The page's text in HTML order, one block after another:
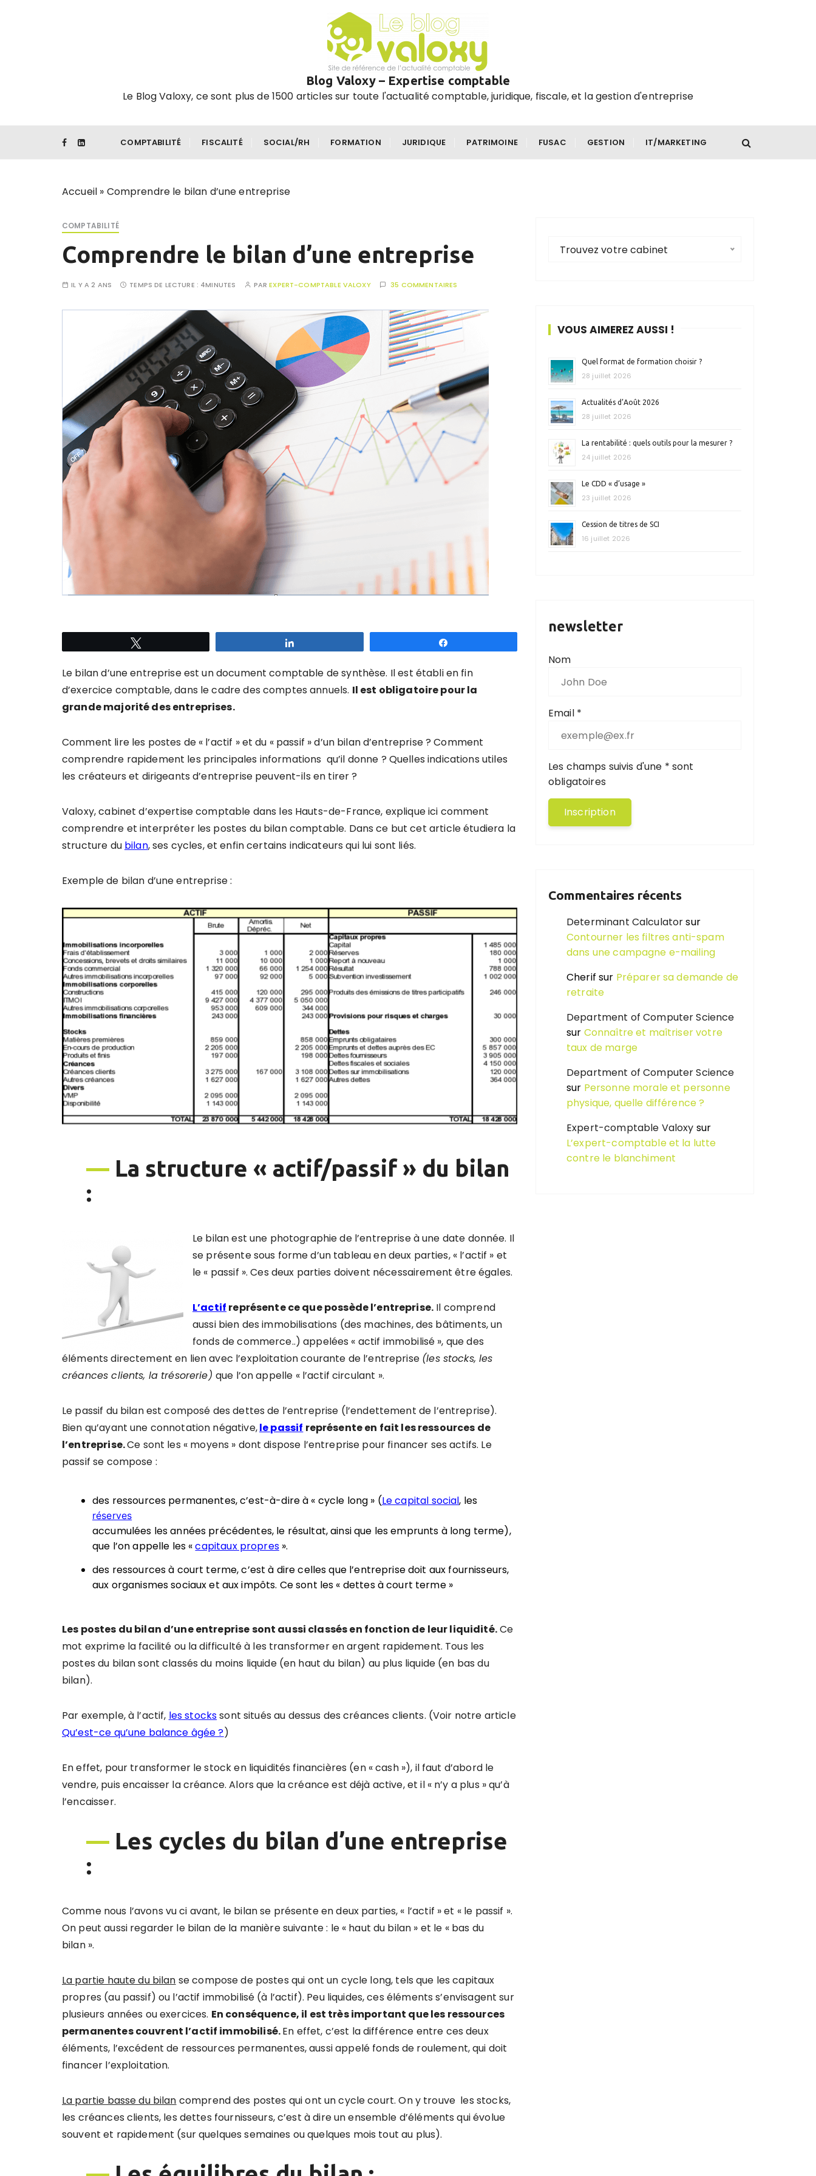
Blog Valoxy – Expertise comptable
Le Blog Valoxy, ce sont plus de 1500 articles sur toute l'actualité comptable, juridique, fiscale, et la gestion d'entreprise
COMPTABILITÉ FISCALITÉ SOCIAL/RH FORMATION JURIDIQUE PATRIMOINE FUSAC GESTION IT/MARKETING
Accueil » Comprendre le bilan d’une entreprise
COMPTABILITÉ
Comprendre le bilan d’une entreprise
IL Y A 2 ANS TEMPS DE LECTURE : 4MINUTES PAREXPERT-COMPTABLE VALOXY 35 COMMENTAIRES
Le bilan d’une entreprise est un document comptable de synthèse. Il est établi en fin
d’exercice comptable, dans le cadre des comptes annuels. Il est obligatoire pour la
grande majorité des entreprises.
Comment lire les postes de « l’actif » et du « passif » d’un bilan d’entreprise ? Comment
comprendre rapidement les principales informations qu’il donne ? Quelles indications utiles
les créateurs et dirigeants d’entreprise peuvent-ils en tirer ?
Valoxy, cabinet d’expertise comptable dans les Hauts-de-France, explique ici comment
comprendre et interpréter les postes du bilan comptable. Dans ce but cet article étudiera la
structure du bilan, ses cycles, et enfin certains indicateurs qui lui sont liés.
Exemple de bilan d’une entreprise :
— La structure « actif/passif » du bilan
:
Le bilan est une photographie de l’entreprise à une date donnée. Il
se présente sous forme d’un tableau en deux parties, « l’actif » et
le « passif ». Ces deux parties doivent nécessairement être égales.
L’actif représentece que possède l’entreprise. Il comprend
aussi bien des immobilisations (des machines, des bâtiments, un
fonds de commerce..) appelées « actif immobilisé », que des
éléments directement en lien avec l’exploitation courante de l’entreprise (les stocks, les
créances clients, la trésorerie) que l’on appelle « l’actif circulant ».
Le passif du bilan est composé des dettes de l’entreprise (l’endettement de l’entreprise).
Bien qu’ayant une connotation négative,le passif représente en fait les ressources de
l’entreprise.Ce sont les « moyens » dont dispose l’entreprise pour financer ses actifs. Le
passif se compose :
des ressources permanentes, c’est-à-dire à « cycle long » (Le capital social, les
réserves
accumulées les années précédentes, le résultat, ainsi que les emprunts à long terme),
que l’on appelle les «capitaux propres».
des ressources à court terme, c’est à dire celles que l’entreprise doit aux fournisseurs,
aux organismes sociaux et aux impôts. Ce sont les « dettes à court terme »
Les postes du bilan d’une entreprise sont aussi classés en fonction de leur liquidité.Ce
mot exprime la facilité ou la difficulté à les transformer en argent rapidement. Tous les
postes du bilan sont classés du moins liquide (en haut du bilan) au plus liquide (en bas du
bilan).
Par exemple, à l’actif, les stockssont situés au dessus des créances clients. (Voir notre article
Qu’est-ce qu’une balance âgée ?)
En effet, pour transformer le stock en liquidités financières (en « cash »), il faut d’abord le
vendre, puis encaisser la créance. Alors que la créance est déjà active, et il « n’y a plus » qu’à
l’encaisser.
— Les cycles du bilan d’une entreprise
:
Comme nous l’avons vu ci avant, le bilan se présente en deux parties, « l’actif » et « le passif ».
On peut aussi regarder le bilan de la manière suivante : le « haut du bilan » et le « bas du
bilan ».
La partie haute du bilan se compose de postes qui ont un cycle long, tels que les capitaux
propres (au passif) ou l’actif immobilisé (à l’actif). Peu liquides, ces éléments s’envisagent sur
plusieurs années ou exercices. En conséquence, il est très important que les ressources
permanentes couvrent l’actif immobilisé.En effet, c’est la différence entre ces deux
éléments, l’excédent de ressources permanentes, aussi appelé fonds de roulement, qui doit
financer l’exploitation.
La partie basse du bilan comprend des postes qui ont un cycle court. On y trouve les stocks,
les créances clients, les dettes fournisseurs, c’est à dire un ensemble d’éléments qui évolue
souvent et rapidement (sur quelques semaines ou quelques mois tout au plus).
Trouvez votre cabinet
VOUS AIMEREZ AUSSI !
Quel format de formation choisir ?
28 juillet 2026
Actualités d’Août 2026
28 juillet 2026
La rentabilité : quels outils pour la mesurer ?
24 juillet 2026
Le CDD « d’usage »
23 juillet 2026
Cession de titres de SCI
16 juillet 2026
newsletter
Nom
Email *
Les champs suivis d'une * sont
obligatoires
Commentaires récents
Determinant Calculatorsur
Contourner les filtres anti-spam
dans une campagne e-mailing
Cherif sur Préparer sa demande de
retraite
Department of Computer Science
sur Connaître et maîtriser votre
taux de marge
Department of Computer Science
sur Personne morale et personne
physique, quelle différence ?
Expert-comptable Valoxy sur
L’expert-comptable et la lutte
contre le blanchiment